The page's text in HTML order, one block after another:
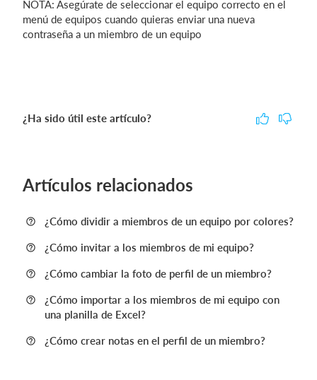
NOTA: Asegúrate de seleccionar el equipo correcto en el
menú de equipos cuando quieras enviar una nueva
contraseña a un miembro de un equipo
¿Ha sido útil este artículo?
Artículos relacionados
¿Cómo dividir a miembros de un equipo por colores?
¿Cómo invitar a los miembros de mi equipo?
¿Cómo cambiar la foto de perfil de un miembro?
¿Cómo importar a los miembros de mi equipo con
una planilla de Excel?
¿Cómo crear notas en el perfil de un miembro?